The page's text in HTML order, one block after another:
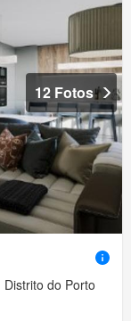
12 Fotos
do Porto